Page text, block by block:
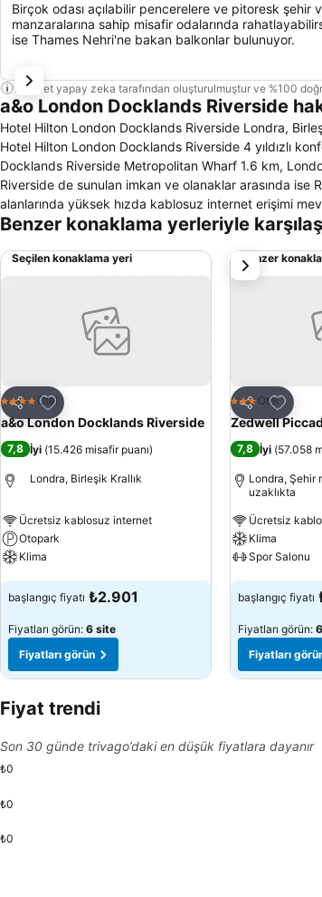
Birçok odası açılabilir pencerelere ve pitoresk şehir
manzaralarına sahip misafir odalarında
ise Thames Nehri'ne bakan balkonlar bulunuyor.
Bu özet yapay zeka tarafından oluşturulmuştur ve %100
a&o London Docklands Riverside
Hotel Hilton London Docklands Riverside Londra,
Hotel Hilton London Docklands Riverside 4 yıldızlı
Docklands Riverside Metropolitan Wharf 1.6 km,
Riverside de sunulan imkan ve olanaklar arasında
alanlarında yüksek hızda kablosuz internet erişimi
bulunmaktadır. Otelde açık büfe kahvaltı imkanı
hizmetler ise açılabilir pencereli odalarında, oturma
Benzer konaklama yerleriyle
Seçilen konaklama yeri
Paylaş
Favorilerime ekle
4 Yıldız Otel
a&o London Docklands Riverside
7,8 İyi (15.426 misafir puanı)
Londra, Birleşik Krallık
Ücretsiz kablosuz internet
Otopark
Klima
Fiyatları görün
başlangıç fiyatı ₺2.901
Fiyatları görün: 6 site
Fiyatları görün
Benzer
Paylaş
3 YıldızOtel
Zedwell
7,8 İyi (57.058
Londra, Şehir
uzaklıkta
Ücretsiz
Klima
Spor Salonu
Fiyatları
başlangıç fiyatı
Fiyatları görün:
Fiyatları
sonraki
Fiyat trendi
Son 30 günde trivago’daki en düşük fiyatlara dayanır
₺0
₺0
₺0